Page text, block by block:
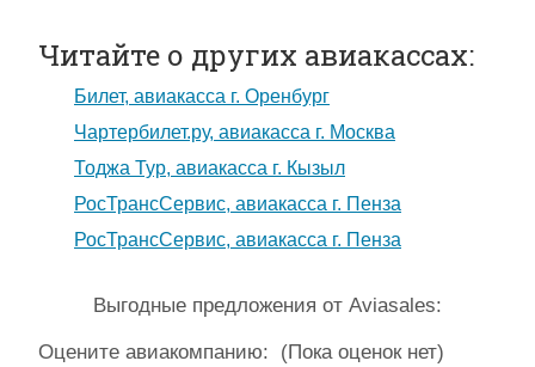
Читайте о других авиакассах:
Билет, авиакасса г. Оренбург
Чартербилет.ру, авиакасса г. Москва
Тоджа Тур, авиакасса г. Кызыл
РосТрансСервис, авиакасса г. Пенза
РосТрансСервис, авиакасса г. Пенза
Выгодные предложения от Aviasales:
Оцените авиакомпанию: (Пока оценок нет)